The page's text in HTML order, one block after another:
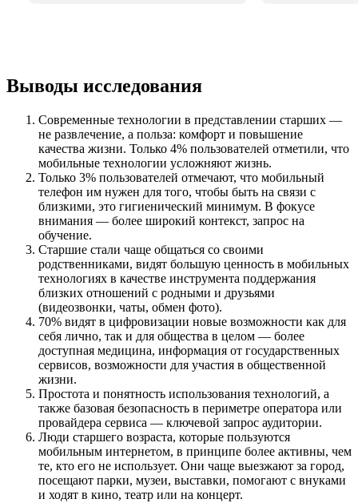
Выводы исследования
Современные технологии в представлении старших —
не развлечение, а польза: комфорт и повышение
качества жизни. Только 4% пользователей отметили, что
мобильные технологии усложняют жизнь.
Только 3% пользователей отмечают, что мобильный
телефон им нужен для того, чтобы быть на связи с
близкими, это гигиенический минимум. В фокусе
внимания — более широкий контекст, запрос на
обучение.
Старшие стали чаще общаться со своими
родственниками, видят большую ценность в мобильных
технологиях в качестве инструмента поддержания
близких отношений с родными и друзьями
(видеозвонки, чаты, обмен фото).
70% видят в цифровизации новые возможности как для
себя лично, так и для общества в целом — более
доступная медицина, информация от государственных
сервисов, возможности для участия в общественной
жизни.
Простота и понятность использования технологий, а
также базовая безопасность в периметре оператора или
провайдера сервиса — ключевой запрос аудитории.
Люди старшего возраста, которые пользуются
мобильным интернетом, в принципе более активны, чем
те, кто его не использует. Они чаще выезжают за город,
посещают парки, музеи, выставки, помогают с внуками
и ходят в кино, театр или на концерт.